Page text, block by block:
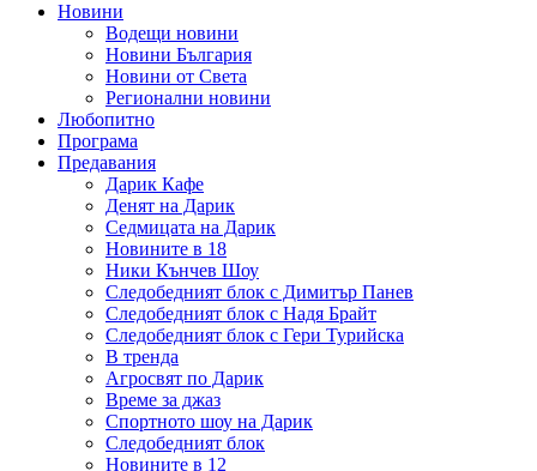
Новини
Водещи новини
Новини България
Новини от Света
Регионални новини
Любопитно
Програма
Предавания
Дарик Кафе
Денят на Дарик
Седмицата на Дарик
Новините в 18
Ники Кънчев Шоу
Следобедният блок с Димитър Панев
Следобедният блок с Надя Брайт
Следобедният блок с Гери Турийска
В тренда
Агросвят по Дарик
Време за джаз
Спортното шоу на Дарик
Следобедният блок
Новините в 12